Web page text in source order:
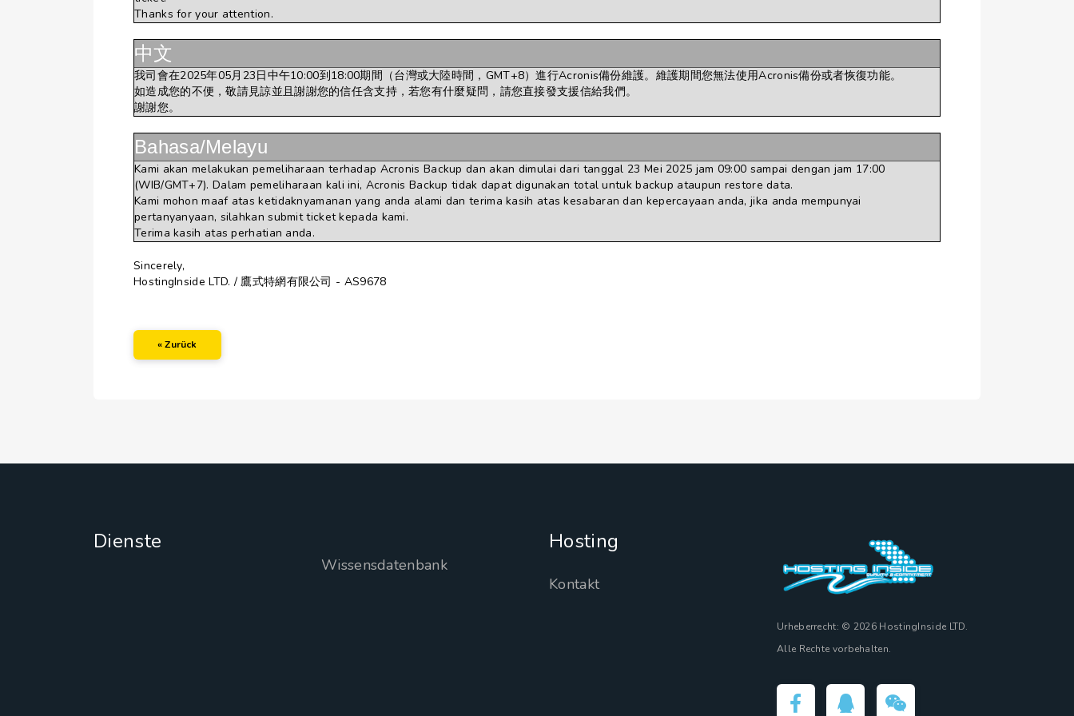
Thanks for your attention.
中文
我司會在2025年05月23日中午10:00到18:00期間（台灣或大陸時間，GMT+8）進行Acronis備份維護。維護期間您無法使用Acronis備份或者恢復功能。
如造成您的不便，敬請見諒並且謝謝您的信任含支持，若您有什麼疑問，請您直接發支援信給我們。
謝謝您。
Bahasa/Melayu
Kami akan melakukan pemeliharaan terhadap Acronis Backup dan akan dimulai dari tanggal 23 Mei 2025 jam 09:00 sampai dengan jam 17:00
(WIB/GMT+7). Dalam pemeliharaan kali ini, Acronis Backup tidak dapat digunakan total untuk backup ataupun restore data.
Kami mohon maaf atas ketidaknyamanan yang anda alami dan terima kasih atas kesabaran dan kepercayaan anda, jika anda mempunyai
pertanyanyaan, silahkan submit ticket kepada kami.
Terima kasih atas perhatian anda.
Sincerely,
HostingInside LTD. / 鷹式特網有限公司 - AS9678
« Zurück
Dienste
Wissensdatenbank
Hosting
Kontakt
Urheberrecht: © 2026 HostingInside LTD.
Alle Rechte vorbehalten.